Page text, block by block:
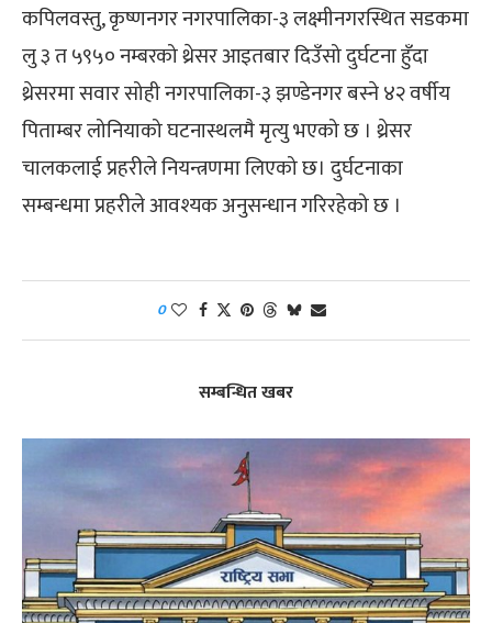
कपिलवस्तु, कृष्णनगर नगरपालिका-३ लक्ष्मीनगरस्थित सडकमा
लु ३ त ५९५० नम्बरको थ्रेसर आइतबार दिउँसो दुर्घटना हुँदा
थ्रेसरमा सवार सोही नगरपालिका-३ झण्डेनगर बस्ने ४२ वर्षीय
पिताम्बर लोनियाको घटनास्थलमै मृत्यु भएको छ । थ्रेसर
चालकलाई प्रहरीले नियन्त्रणमा लिएको छ। दुर्घटनाका
सम्बन्धमा प्रहरीले आवश्यक अनुसन्धान गरिरहेको छ ।
0
सम्बन्धित खबर